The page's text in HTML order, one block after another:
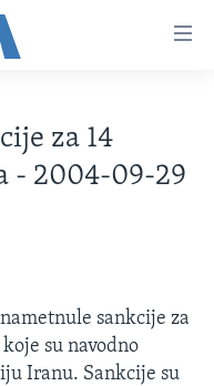
za 14
- 2004-09-29
sankcije za
su navodno
Iranu. Sankcije su